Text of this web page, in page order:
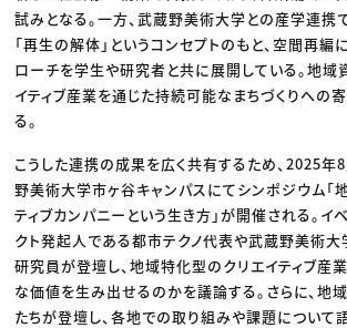
試みとなる。一方、武蔵野美術大学との産学連携
「再生の解体」というコンセプトのもと、空間再
ローチを学生や研究者と共に展開している。地域
イティブ産業を通じた持続可能なまちづくりへの
る。
こうした連携の成果を広く共有するため、2025年
野美術大学市ヶ谷キャンパスにてシンポジウム「
ティブカンパニーという生き方」が開催される。イ
クト発起人である都市テクノ代表や武蔵野美術大
研究員が登壇し、地域特化型のクリエイティブ産
な価値を生み出せるのかを議論する。さらに、地
たちが登壇し、各地での取り組みや課題について